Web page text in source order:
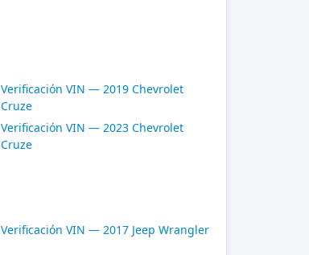
Verificación VIN — 2019 Chevrolet
Cruze
Verificación VIN — 2023 Chevrolet
Cruze
Verificación VIN — 2017 Jeep Wrangler